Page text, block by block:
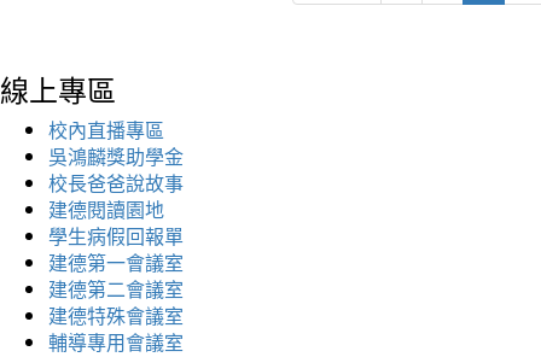
線上專區
校內直播專區
吳鴻麟獎助學金
校長爸爸說故事
建德閱讀園地
學生病假回報單
建德第一會議室
建德第二會議室
建德特殊會議室
輔導專用會議室